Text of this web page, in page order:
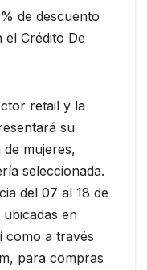
de descuento
el Crédito De
retail y la
su
mujeres,
seleccionada.
del 07 al 18 de
en
como a través
para compras